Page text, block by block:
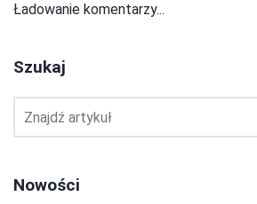
Ładowanie komentarzy...
Szukaj
Nowości